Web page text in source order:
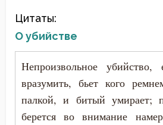
Бесстрастие
Благодарность
Благодать
Аврелий Августин
Амвросий Оптинский
Амфилохий Иконийский
Цитаты:
О убийстве
Непроизвольное
вразумить, бьет кого
палкой, и битый умирает;
берется во внимание